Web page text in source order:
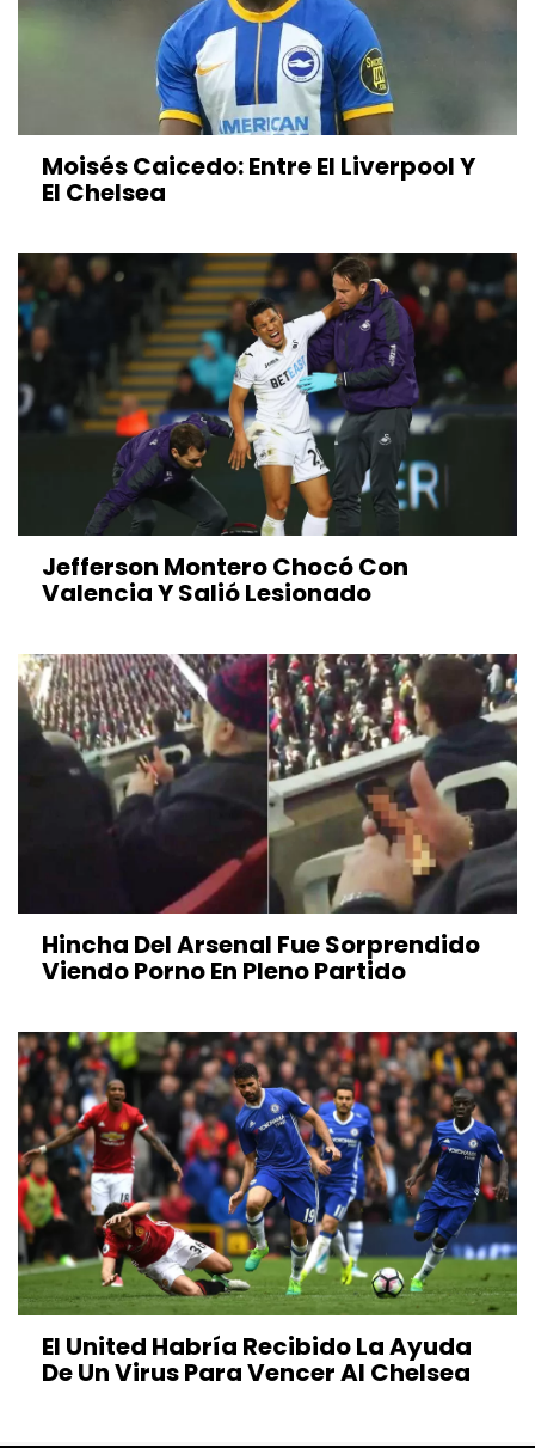
Moisés Caicedo: Entre El Liverpool Y
El Chelsea
Jefferson Montero Chocó Con
Valencia Y Salió Lesionado
Hincha Del Arsenal Fue Sorprendido
Viendo Porno En Pleno Partido
El United Habría Recibido La Ayuda
De Un Virus Para Vencer Al Chelsea